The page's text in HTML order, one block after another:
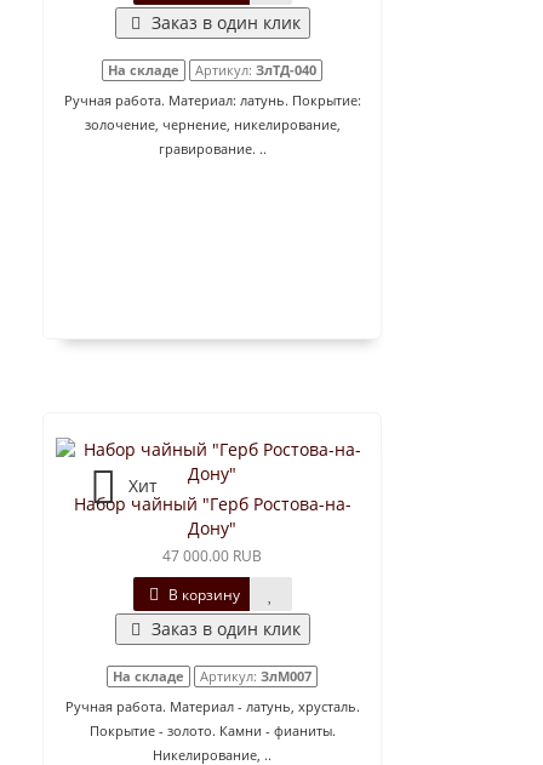
Заказ в один клик
На складе Артикул: ЗлТД-040
Ручная работа. Материал: латунь. Покрытие:
золочение, чернение, никелирование,
гравирование. ..
Хит
Набор чайный "Герб Ростова-на-
Дону"
47 000.00 RUB
В корзину
Заказ в один клик
На складе Артикул: ЗлМ007
Ручная работа. Материал - латунь, хрусталь.
Покрытие - золото. Камни - фианиты.
Никелирование, ..